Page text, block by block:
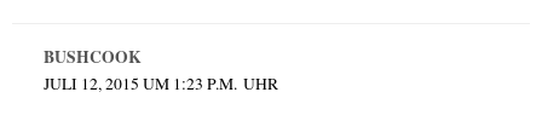
BUSHCOOK
JULI 12, 2015 UM 1:23 P.M. UHR